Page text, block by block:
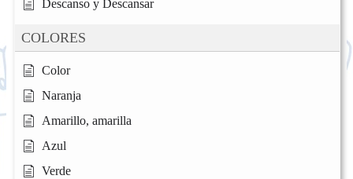
Descanso y Descansar
COLORES
Color
Naranja
Amarillo, amarilla
Azul
Verde